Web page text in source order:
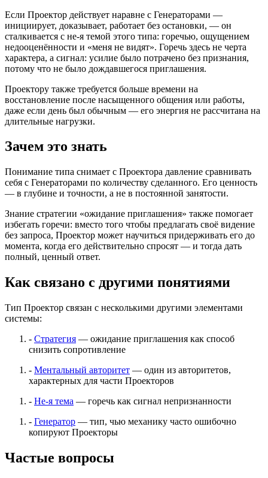
Если Проектор действует наравне с Генераторами —
инициирует, доказывает, работает без остановки, — он
сталкивается с не-я темой этого типа: горечью, ощущением
недооценённости и «меня не видят». Горечь здесь не черта
характера, а сигнал: усилие было потрачено без признания,
потому что не было дождавшегося приглашения.
Проектору также требуется больше времени на
восстановление после насыщенного общения или работы,
даже если день был обычным — его энергия не рассчитана на
длительные нагрузки.
Зачем это знать
Понимание типа снимает с Проектора давление сравнивать
себя с Генераторами по количеству сделанного. Его ценность
— в глубине и точности, а не в постоянной занятости.
Знание стратегии «ожидание приглашения» также помогает
избегать горечи: вместо того чтобы предлагать своё видение
без запроса, Проектор может научиться придерживать его до
момента, когда его действительно спросят — и тогда дать
полный, ценный ответ.
Как связано с другими понятиями
Тип Проектор связан с несколькими другими элементами
системы:
- Стратегия — ожидание приглашения как способ
снизить сопротивление
- Ментальный авторитет — один из авторитетов,
характерных для части Проекторов
- Не-я тема — горечь как сигнал непризнанности
- Генератор — тип, чью механику часто ошибочно
копируют Проекторы
Частые вопросы